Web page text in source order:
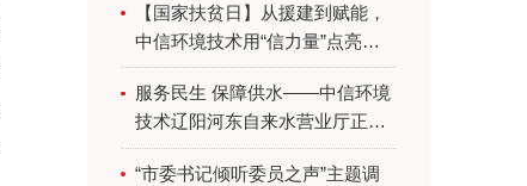
【国家扶贫日】从援建到赋能，
中信环境技术用“信力量”点亮乡
村振兴路
服务民生 保障供水——中信环境
技术辽阳河东自来水营业厅正式
启用
“市委书记倾听委员之声”主题调